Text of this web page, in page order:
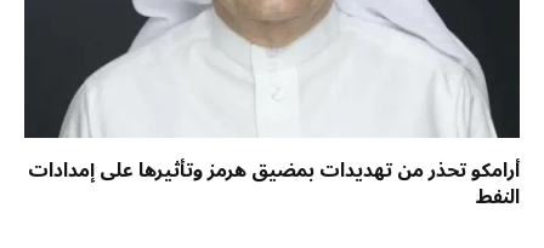
أرامكو تحذر من تهديدات بمضيق هرمز وتأثيرها على إمدادات
النفط